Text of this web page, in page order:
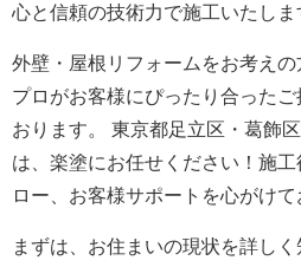
心と信頼の技術力で施工いたしま
外壁・屋根リフォームをお考え
プロがお客様にぴったり合った
おります。 東京都足立区・葛飾
は、楽塗にお任せください！施
ロー、お客様サポートを心がけて
まずは、お住まいの現状を詳し